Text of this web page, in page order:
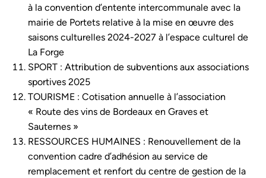
à la convention d’entente intercommunale avec la
mairie de Portets relative à la mise en œuvre des
saisons culturelles 2024-2027 à l’espace culturel de
La Forge
SPORT : Attribution de subventions aux associations
sportives 2025
TOURISME : Cotisation annuelle à l’association
« Route des vins de Bordeaux en Graves et
Sauternes »
RESSOURCES HUMAINES : Renouvellement de la
convention cadre d’adhésion au service de
remplacement et renfort du centre de gestion de la